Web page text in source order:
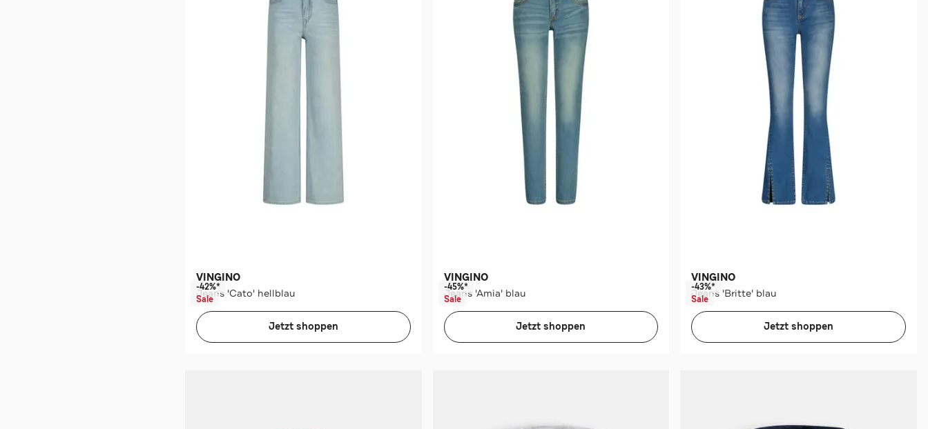
VINGINO
Jeans 'Cato' hellblau
-42%*
Sale
Jetzt shoppen
VINGINO
Jeans 'Amia' blau
-45%*
Sale
Jetzt shoppen
VINGINO
Jeans 'Britte' blau
-43%*
Sale
Jetzt shoppen